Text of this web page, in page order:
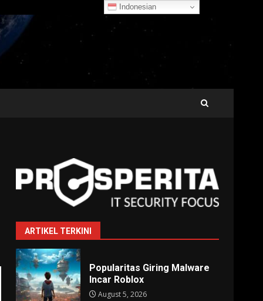
ARTIKEL TERKINI
Popularitas Giring Malware
Incar Roblox
August 5, 2026
Indonesian